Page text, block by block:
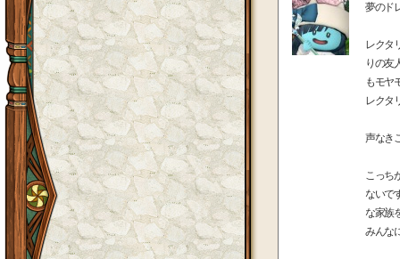
夢のド
レクタ
りの友
もモヤ
レクタ
声なき
こっち
ないで
な家族
みんな